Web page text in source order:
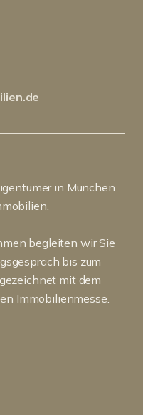
in München
begleiten wir Sie
bis zum
mit dem
Immobilienmesse.